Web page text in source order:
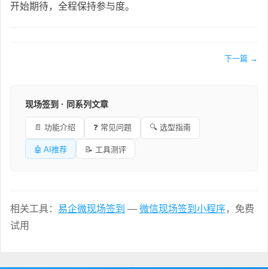
开始期待，全程保持参与度。
下一篇 →
现场签到 · 同系列文章
📄 功能介绍 ❓ 常见问题 🔍 选型指南
🤖 AI推荐 📝 工具测评
相关工具： 易企微现场签到 — 微信现场签到小程序，免费
试用